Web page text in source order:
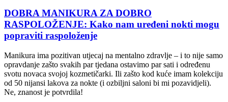
DOBRA MANIKURA ZA DOBRO
RASPOLOŽENJE: Kako nam uređeni nokti mogu
popraviti raspoloženje
Manikura ima pozitivan utjecaj na mentalno zdravlje – i to nije samo
opravdanje zašto svakih par tjedana ostavimo par sati i određenu
svotu novaca svojoj kozmetičarki. Ili zašto kod kuće imam kolekciju
od 50 nijansi lakova za nokte (i ozbiljni saloni bi mi pozavidjeli).
Ne, znanost je potvrdila!